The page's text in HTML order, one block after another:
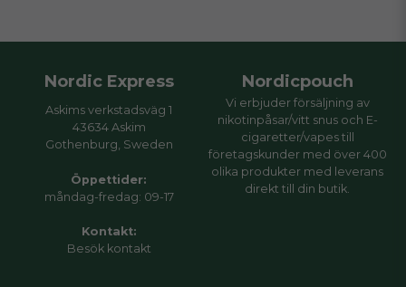
Nordic Express
Askims verkstadsväg 1
43634 Askim
Gothenburg, Sweden
Öppettider:
måndag-fredag: 09-17
Kontakt:
Besök kontakt
Nordicpouch
Vi erbjuder försäljning av
nikotinpåsar/vitt snus och E-
cigaretter/vapes till
företagskunder med över 400
olika produkter med leverans
direkt till din butik.